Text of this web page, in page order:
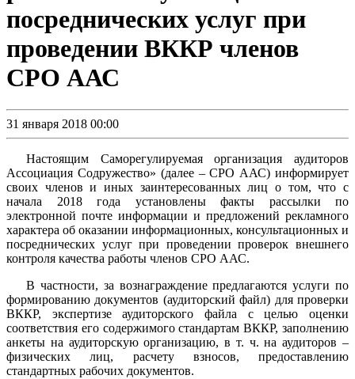
посреднических услуг при
проведении ВККР членов
СРО ААС
31 января 2018 00:00
Настоящим Саморегулируемая организация аудиторов
Ассоциация Содружество» (далее – СРО ААС) информирует
своих членов и иных заинтересованных лиц о том, что с
начала 2018 года установлены факты рассылки по
электронной почте информации и предложений рекламного
характера об оказании информационных, консультационных и
посреднических услуг при проведении проверок внешнего
контроля качества работы членов СРО ААС.
В частности, за вознаграждение предлагаются услуги по
формированию документов (аудиторский файл) для проверки
ВККР, экспертизе аудиторского файла с целью оценки
соответствия его содержимого стандартам ВККР, заполнению
анкеты на аудиторскую организацию, в т. ч. на аудиторов –
физических лиц, расчету взносов, предоставлению
стандартных рабочих документов.